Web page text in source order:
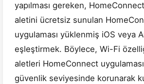
yapılması gereken,
aletini ücretsiz sunulan
uygulaması yüklenmiş iOS veya
eşleştirmek. Böylece, Wi-Fi
aletleri HomeConnect
güvenlik seviyesinde korunarak